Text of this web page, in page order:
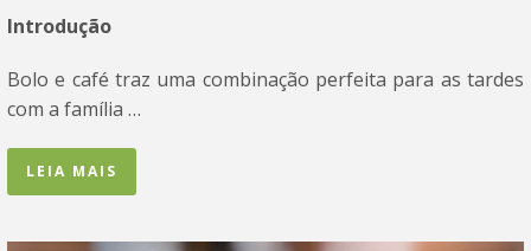
Introdução
Bolo e café traz uma combinação perfeita para as tardes
com a família …
LEIA MAIS